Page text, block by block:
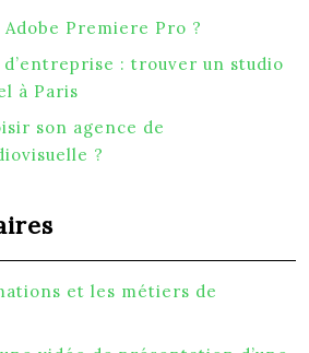
Premiere Pro ?
: trouver un studio
à Paris
son agence de
?
et les métiers de